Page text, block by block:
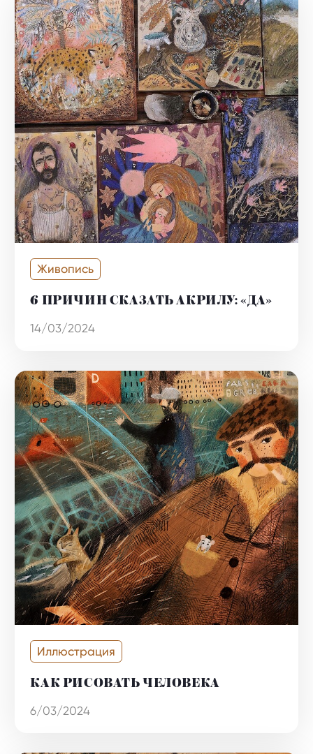
6 ПРИЧИН СКАЗАТЬ АКРИЛУ: «ДА»
Живопись
14/03/2024
КАК РИСОВАТЬ ЧЕЛОВЕКА
Иллюстрация
6/03/2024